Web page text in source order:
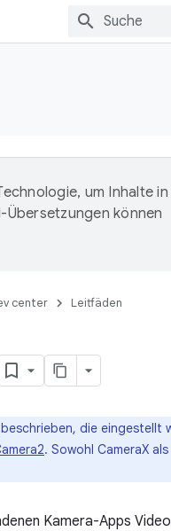
um Inhalte in
können
center Leitfäden
beschrieben, die eingestellt
. Sowohl CameraX
Kamera-Apps